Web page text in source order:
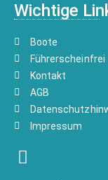
Wichtige
Boote
Führerscheinfrei
Kontakt
AGB
Impressum